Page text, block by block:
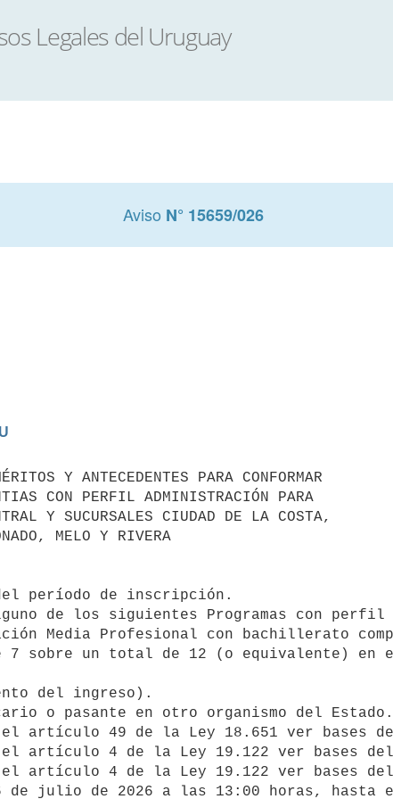
Aviso N° 15659/026
período de inscripción.
de los siguientes Programas con perfil
Media Profesional con bachillerato
7 sobre un total de 12 (o equivalente) en
del ingreso).
o pasante en otro organismo del
el artículo 49 de la Ley 18.651 ver bases
el artículo 4 de la Ley 19.122 ver bases
el artículo 4 de la Ley 19.122 ver bases
de julio de 2026 a las 13:00 horas,